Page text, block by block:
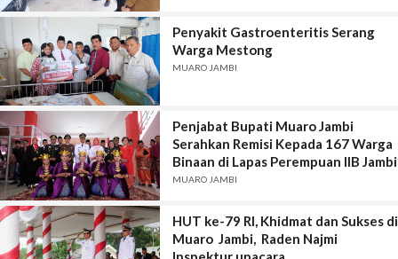
Penyakit Gastroenteritis Serang
Warga Mestong
MUARO JAMBI
Penjabat Bupati Muaro Jambi
Serahkan Remisi Kepada 167 Warga
Binaan di Lapas Perempuan IIB Jambi
MUARO JAMBI
HUT ke-79 RI, Khidmat dan Sukses di
Muaro Jambi, Raden Najmi